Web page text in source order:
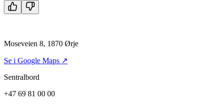
Moseveien 8, 1870 Ørje
Se i Google Maps ↗
Sentralbord
+47 69 81 00 00